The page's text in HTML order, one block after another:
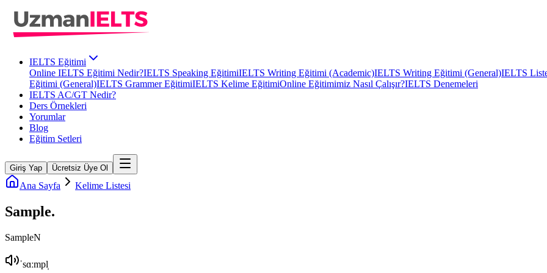
IELTS Eğitimi
Online IELTS Eğitimi Nedir?IELTS Speaking EğitimiIELTS Writing Eğitimi (Academic)IELTS Writing Eğitimi (General)IELTS
Eğitimi (General)IELTS Grammer EğitimiIELTS Kelime EğitimiOnline Eğitimimiz Nasıl Çalışır?IELTS Denemeleri
IELTS AC/GT Nedir?
Ders Örnekleri
Yorumlar
Blog
Eğitim Setleri
Giriş Yap Ücretsiz Üye Ol
Ana Sayfa Kelime Listesi
Sample.
SampleN
ˈsɑːmpl̩